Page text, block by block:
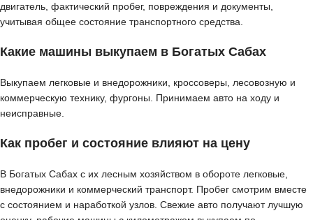
двигатель, фактический пробег, повреждения и документы,
учитывая общее состояние транспортного средства.
Какие машины выкупаем в Богатых Сабах
Выкупаем легковые и внедорожники, кроссоверы, лесовозную и
коммерческую технику, фургоны. Принимаем авто на ходу и
неисправные.
Как пробег и состояние влияют на цену
В Богатых Сабах с их лесным хозяйством в обороте легковые,
внедорожники и коммерческий транспорт. Пробег смотрим вместе
с состоянием и наработкой узлов. Свежие авто получают лучшую